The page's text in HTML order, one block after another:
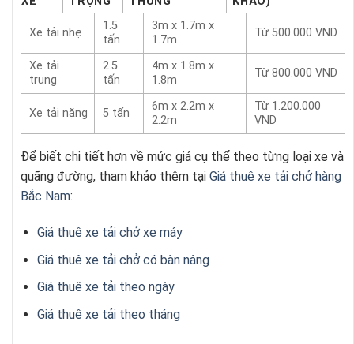
Xe tải nhẹ
1.5
tấn
3m x 1.7m x
1.7m
Từ 500.000 VND
Xe tải
trung
2.5
tấn
4m x 1.8m x
1.8m
Từ 800.000 VND
Xe tải nặng 5 tấn
6m x 2.2m x
2.2m
Từ 1.200.000
VND
Để biết chi tiết hơn về mức giá cụ thể theo từng loại xe và
quãng đường, tham khảo thêm tại Giá thuê xe tải chở hàng
Bắc Nam:
Giá thuê xe tải chở xe máy
Giá thuê xe tải chở có bàn nâng
Giá thuê xe tải theo ngày
Giá thuê xe tải theo tháng